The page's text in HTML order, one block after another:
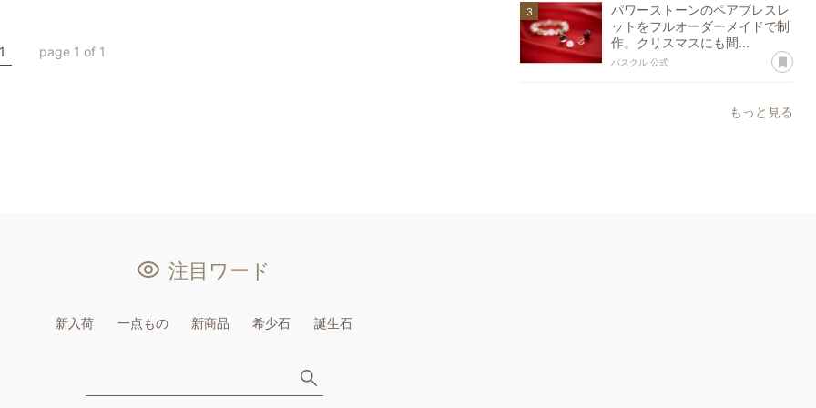
1
page 1 of 1
パワーストーンのペアブレスレ
ットをフルオーダーメイドで制
作。クリスマスにも間...
パスクル 公式 あ
もっと見る
注目ワード
新入荷 一点もの 新商品 希少石 誕生石